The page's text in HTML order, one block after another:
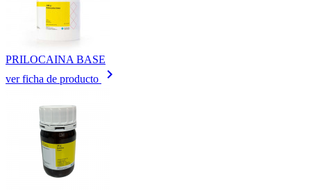
PRILOCAINA BASE
ver ficha de producto
keyboard_arrow_right